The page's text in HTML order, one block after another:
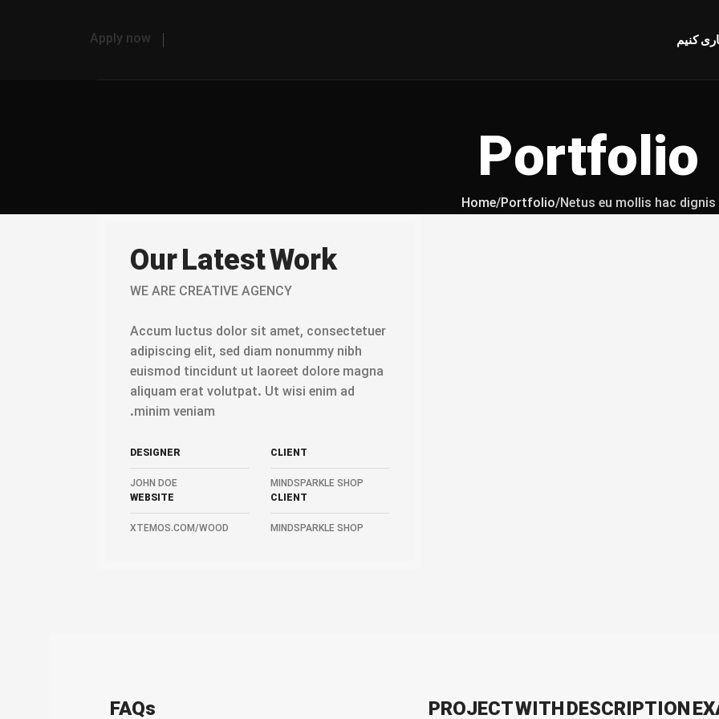
کنیم Apply now
Portfolio
Home Portfolio Netus eu mollis hac dignis
Our Latest Work
WE ARE CREATIVE AGENCY
Accum luctus dolor sit amet, consectetuer
adipiscing elit, sed diam nonummy nibh
euismod tincidunt ut laoreet dolore magna
aliquam erat volutpat. Ut wisi enim ad
minim veniam.
CLIENT
MINDSPARKLE SHOP
DESIGNER
JOHN DOE
CLIENT
MINDSPARKLE SHOP
WEBSITE
XTEMOS.COM/WOOD
PROJECT WITH DESCRIPTION
FAQs